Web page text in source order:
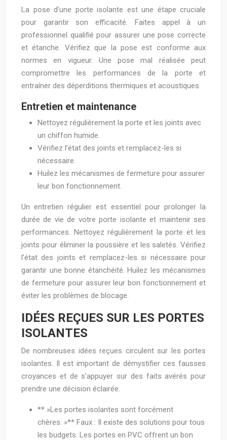
La pose d’une porte isolante est une étape cruciale
pour garantir son efficacité. Faites appel à un
professionnel qualifié pour assurer une pose correcte
et étanche. Vérifiez que la pose est conforme aux
normes en vigueur. Une pose mal réalisée peut
compromettre les performances de la porte et
entraîner des déperditions thermiques et acoustiques.
Entretien et maintenance
Nettoyez régulièrement la porte et les joints avec
un chiffon humide.
Vérifiez l’état des joints et remplacez-les si
nécessaire.
Huilez les mécanismes de fermeture pour assurer
leur bon fonctionnement.
Un entretien régulier est essentiel pour prolonger la
durée de vie de votre porte isolante et maintenir ses
performances. Nettoyez régulièrement la porte et les
joints pour éliminer la poussière et les saletés. Vérifiez
l’état des joints et remplacez-les si nécessaire pour
garantir une bonne étanchéité. Huilez les mécanismes
de fermeture pour assurer leur bon fonctionnement et
éviter les problèmes de blocage.
IDÉES REÇUES SUR LES PORTES
ISOLANTES
De nombreuses idées reçues circulent sur les portes
isolantes. Il est important de démystifier ces fausses
croyances et de s’appuyer sur des faits avérés pour
prendre une décision éclairée.
** »Les portes isolantes sont forcément
chères. »** Faux : Il existe des solutions pour tous
les budgets. Les portes en PVC offrent un bon